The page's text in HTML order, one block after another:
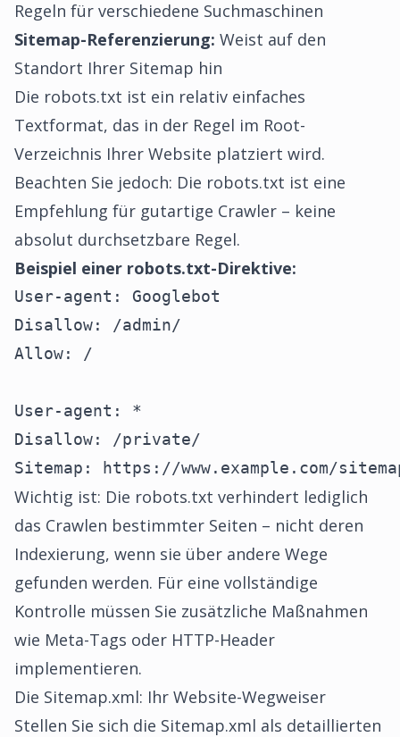
Regeln für verschiedene Suchmaschinen
Sitemap-Referenzierung: Weist auf den
Standort Ihrer Sitemap hin
Die robots.txt ist ein relativ einfaches
Textformat, das in der Regel im Root-
Verzeichnis Ihrer Website platziert wird.
Beachten Sie jedoch: Die robots.txt ist eine
Empfehlung für gutartige Crawler – keine
absolut durchsetzbare Regel.
Beispiel einer robots.txt-Direktive:
User-agent: Googlebot
Disallow: /admin/
Allow: /
User-agent: *
Disallow: /private/
Sitemap: https://www.example.com/
Wichtig ist: Die robots.txt verhindert lediglich
das Crawlen bestimmter Seiten – nicht deren
Indexierung, wenn sie über andere Wege
gefunden werden. Für eine vollständige
Kontrolle müssen Sie zusätzliche Maßnahmen
wie Meta-Tags oder HTTP-Header
implementieren.
Die Sitemap.xml: Ihr Website-Wegweiser
Stellen Sie sich die Sitemap.xml als detaillierten